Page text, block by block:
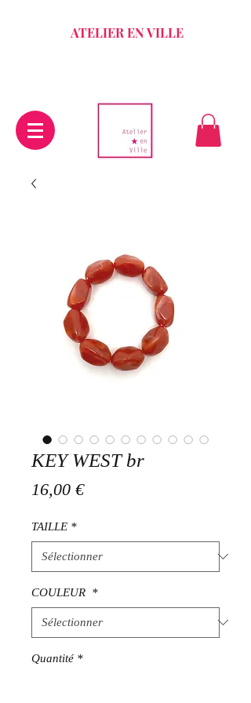
ATELIER EN VILLE
KEY WEST br
16,00 €Prix
TAILLE *
COULEUR *
Quantité *